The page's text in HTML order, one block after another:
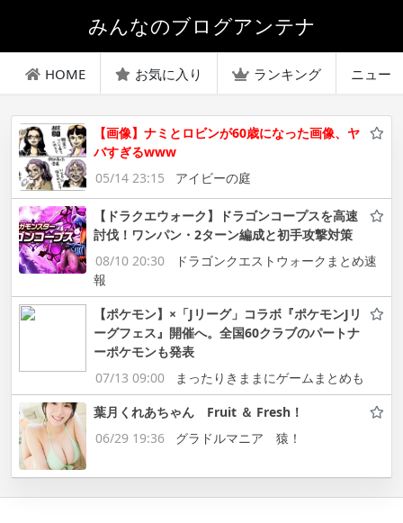
みんなのブログアンテナ
HOME お気に入り ランキング ニュー
【画像】ナミとロビンが60歳になった画像、ヤ
バすぎるwww
05/14 23:15
アイビーの庭
【ドラクエウォーク】ドラゴンコープスを高速
討伐！ワンパン・2ターン編成と初手攻撃対策
08/10 20:30
ドラゴンクエストウォークまとめ速
報
【ポケモン】×「Jリーグ」コラボ『ポケモンJリ
ーグフェス』開催へ。全国60クラブのパートナ
ーポケモンも発表
07/13 09:00
まったりきままにゲームまとめも
葉月くれあちゃん Fruit ＆ Fresh！
06/29 19:36
グラドルマニア 猿！